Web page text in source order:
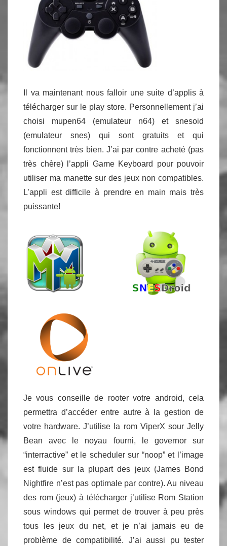
Il va maintenant nous falloir une suite d’applis à
télécharger sur le play store. Personnellement j’ai
choisi mupen64 (emulateur n64) et snesoid
(emulateur snes) qui sont gratuits et qui
fonctionnent très bien. J’ai par contre acheté (pas
très chère) l’appli Game Keyboard pour pouvoir
utiliser ma manette sur des jeux non compatibles.
L’appli est difficile à prendre en main mais très
puissante!
Je vous conseille de rooter votre android, cela
permettra d’accéder entre autre à la gestion de
votre hardware. J’utilise la rom ViperX sour Jelly
Bean avec le noyau fourni, le governor sur
“interractive” et le scheduler sur “noop” et l’image
est fluide sur la plupart des jeux (James Bond
Nightfire n’est pas optimale par contre). Au niveau
des rom (jeux) à télécharger j’utilise Rom Station
sous windows qui permet de trouver à peu près
tous les jeux du net, et je n’ai jamais eu de
problème de compatibilité. J’ai aussi pu tester